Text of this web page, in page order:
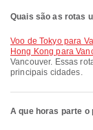
Quais são as rotas
voo de Tokyo para
Hong Kong para
Vancouver. Essas
principais cidades.
A que horas parte o